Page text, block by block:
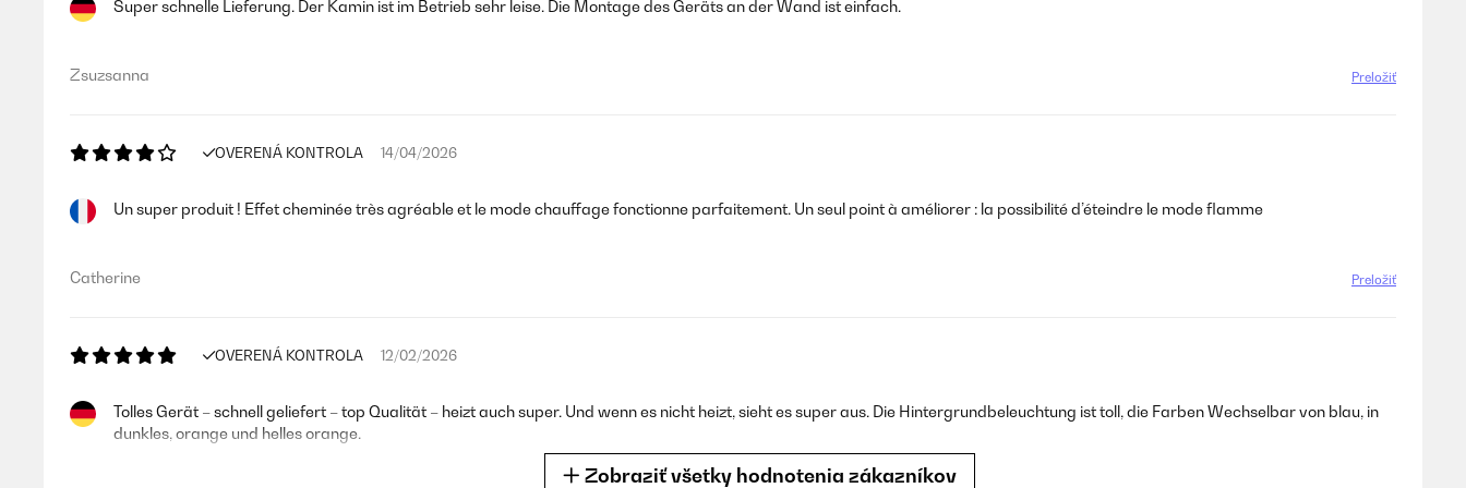
Super schnelle Lieferung. Der Kamin ist im Betrieb sehr leise. Die Montage des Geräts an der Wand ist einfach.
Zsuzsanna Preložiť
OVERENÁ KONTROLA 14/04/2026
Un super produit ! Effet cheminée très agréable et le mode chauffage fonctionne parfaitement. Un seul point à améliorer : la possibilité d’éteindre le mode flamme
Catherine Preložiť
OVERENÁ KONTROLA 12/02/2026
Tolles Gerät – schnell geliefert – top Qualität – heizt auch super. Und wenn es nicht heizt, sieht es super aus. Die Hintergrundbeleuchtung ist toll, die Farben Wechselbar von blau, in
dunkles, orange und helles orange.
Zobraziť všetky hodnotenia zákazníkov